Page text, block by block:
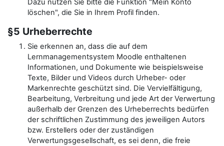
Dazu nutzen Sie bitte die Funktion "Mein Konto
löschen", die Sie in Ihrem Profil finden.
§5 Urheberrechte
Sie erkennen an, dass die auf dem
Lernmanagementsystem Moodle enthaltenen
Informationen, und Dokumente wie beispielsweise
Texte, Bilder und Videos durch Urheber- oder
Markenrechte geschützt sind. Die Vervielfältigung,
Bearbeitung, Verbreitung und jede Art der Verwertung
außerhalb der Grenzen des Urheberrechts bedürfen
der schriftlichen Zustimmung des jeweiligen Autors
bzw. Erstellers oder der zuständigen
Verwertungsgesellschaft, es sei denn, die freie